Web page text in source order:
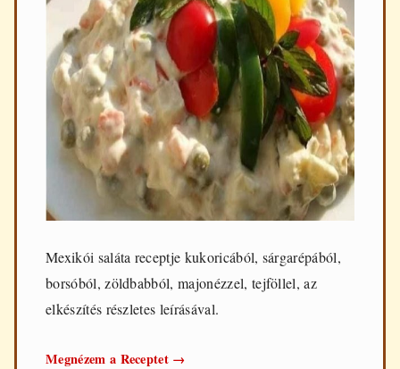
Mexikói saláta receptje kukoricából, sárgarépából,
borsóból, zöldbabból, majonézzel, tejföllel, az
elkészítés részletes leírásával.
Megnézem a Receptet Mexikói
→